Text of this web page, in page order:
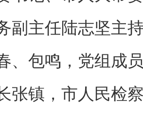
副主任陆志坚主
、包鸣，党组成
张镇，市人民检